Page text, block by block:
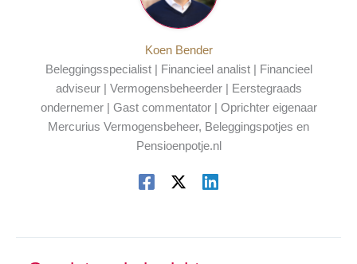
Koen Bender
Beleggingsspecialist | Financieel analist | Financieel
adviseur | Vermogensbeheerder | Eerstegraads
ondernemer | Gast commentator | Oprichter eigenaar
Mercurius Vermogensbeheer, Beleggingspotjes en
Pensioenpotje.nl